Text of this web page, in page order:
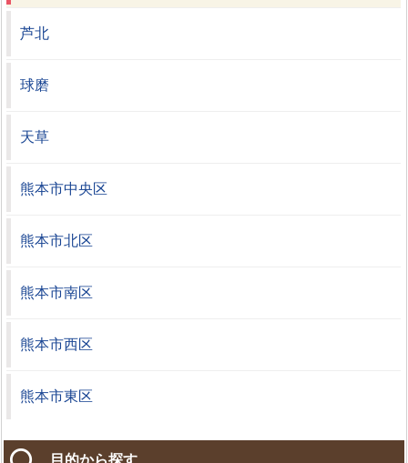
芦北
球磨
天草
熊本市中央区
熊本市北区
熊本市南区
熊本市西区
熊本市東区